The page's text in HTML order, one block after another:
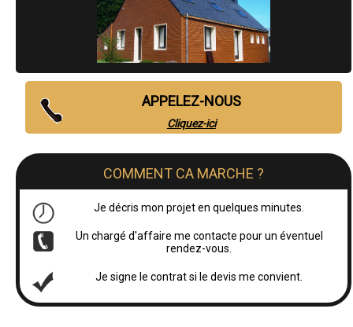
APPELEZ-NOUS
Cliquez-ici
COMMENT CA MARCHE ?
Je décris mon projet en quelques minutes.
Un chargé d'affaire me contacte pour un éventuel
rendez-vous.
Je signe le contrat si le devis me convient.